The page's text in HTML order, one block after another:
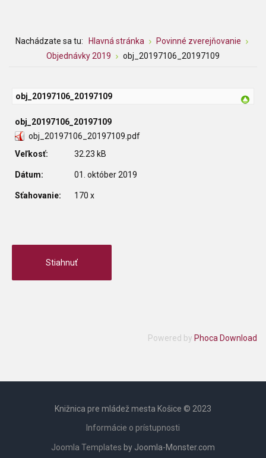
Nachádzate sa tu: Hlavná stránka
Povinné zverejňovanie
Objednávky 2019
obj_20197106_20197109
obj_20197106_20197109
obj_20197106_20197109
obj_20197106_20197109.pdf
Veľkosť:
32.23 kB
Dátum: 01. október 2019
Sťahovanie: 170 x
Powered by Phoca Download
Knižnica pre mládež mesta Košice © 2023
Informácie o prístupnosti
Joomla Templates by Joomla-Monster.com